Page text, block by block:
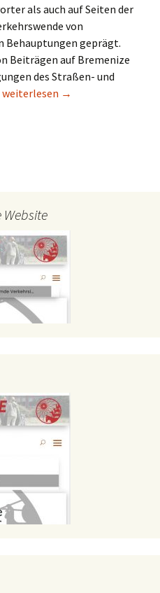
als auch auf Seiten der
von
Behauptungen geprägt.
Beiträgen auf Bremenize
des Straßen- und
Gehwegparken und
weiterlesen →
Website